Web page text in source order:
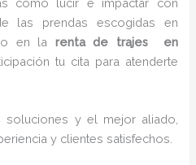
cómo lucir e impactar con
las prendas escogidas en
en la renta de trajes en
tu cita para atenderte
soluciones y el mejor aliado,
y clientes satisfechos.